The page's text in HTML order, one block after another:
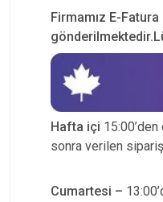
Firmamız E-
Hafta içi
sonra verilen
Cumartesi –